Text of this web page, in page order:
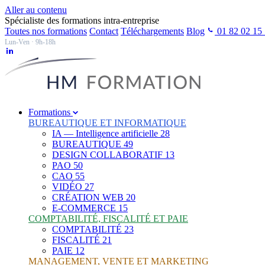
Aller au contenu
Spécialiste des formations intra-entreprise
Toutes nos formations Contact Téléchargements Blog 01 82 02 15
Lun-Ven · 9h-18h
Formations
BUREAUTIQUE ET INFORMATIQUE
IA — Intelligence artificielle 28
BUREAUTIQUE 49
DESIGN COLLABORATIF 13
PAO 50
CAO 55
VIDÉO 27
CRÉATION WEB 20
E-COMMERCE 15
COMPTABILITÉ, FISCALITÉ ET PAIE
COMPTABILITÉ 23
FISCALITÉ 21
PAIE 12
MANAGEMENT, VENTE ET MARKETING